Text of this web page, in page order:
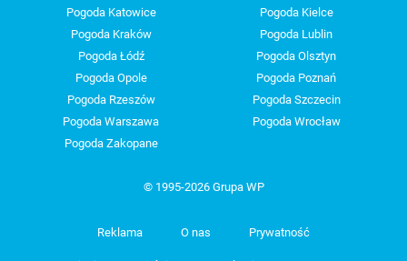
Pogoda Katowice
Pogoda Kielce
Pogoda Kraków
Pogoda Lublin
Pogoda Łódź
Pogoda Olsztyn
Pogoda Opole
Pogoda Poznań
Pogoda Rzeszów
Pogoda Szczecin
Pogoda Warszawa
Pogoda Wrocław
Pogoda Zakopane
© 1995-2026 Grupa WP
Reklama O nas Prywatność